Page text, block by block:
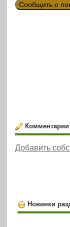
Сообщить о
Комментарии
Добавить
Новинки